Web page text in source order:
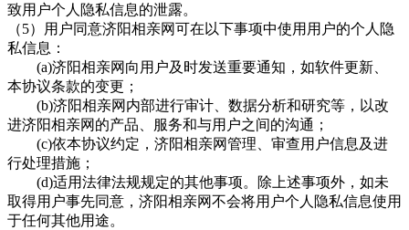
致用户个人隐私信息的泄露。
（5）用户同意济阳相亲网可在以下事项中使用用户的个人隐
私信息：
(a)济阳相亲网向用户及时发送重要通知，如软件更新、
本协议条款的变更；
(b)济阳相亲网内部进行审计、数据分析和研究等，以改
进济阳相亲网的产品、服务和与用户之间的沟通；
(c)依本协议约定， 济阳相亲网管理、审查用户信息及进
行处理措施；
(d)适用法律法规规定的其他事项。除上述事项外，如未
取得用户事先同意， 济阳相亲网不会将用户个人隐私信息使用
于任何其他用途。